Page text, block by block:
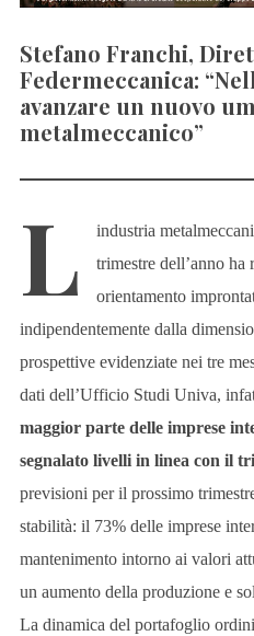
Stefano Franchi,
Federmeccanica:
avanzare un nuovo
metalmeccanico”
L
industria
trimestre dell’anno ha
orientamento
indipendentemente dalla
prospettive evidenziate nei tre
dati dell’Ufficio Studi Univa,
maggior parte delle imprese
segnalato livelli in linea con il
previsioni per il prossimo
stabilità: il 73% delle imprese
mantenimento intorno ai valori
un aumento della produzione e
La dinamica del portafoglio